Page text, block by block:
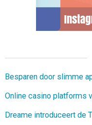
Besparen door slimme
Online casino platforms
Dreame introduceert de